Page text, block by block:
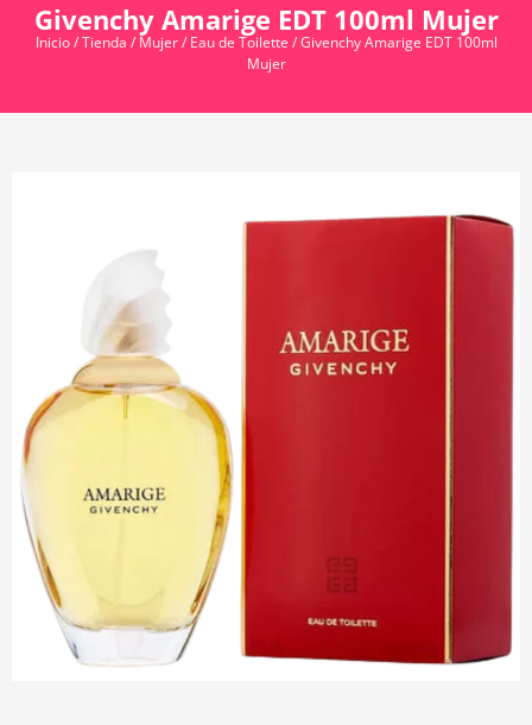
Givenchy Amarige EDT 100ml Mujer
Inicio/Tienda /Mujer/ Eau de Toilette / Givenchy Amarige EDT 100ml
Mujer